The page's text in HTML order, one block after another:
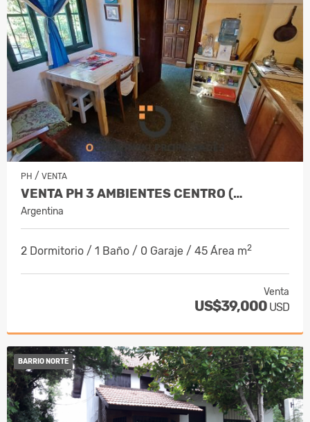
PH / VENTA
VENTA PH 3 AMBIENTES CENTRO (…
Argentina
2 Dormitorio / 1 Baño / 0 Garaje / 45 Área m2
Venta
US$39,000 USD
BARRIO NORTE